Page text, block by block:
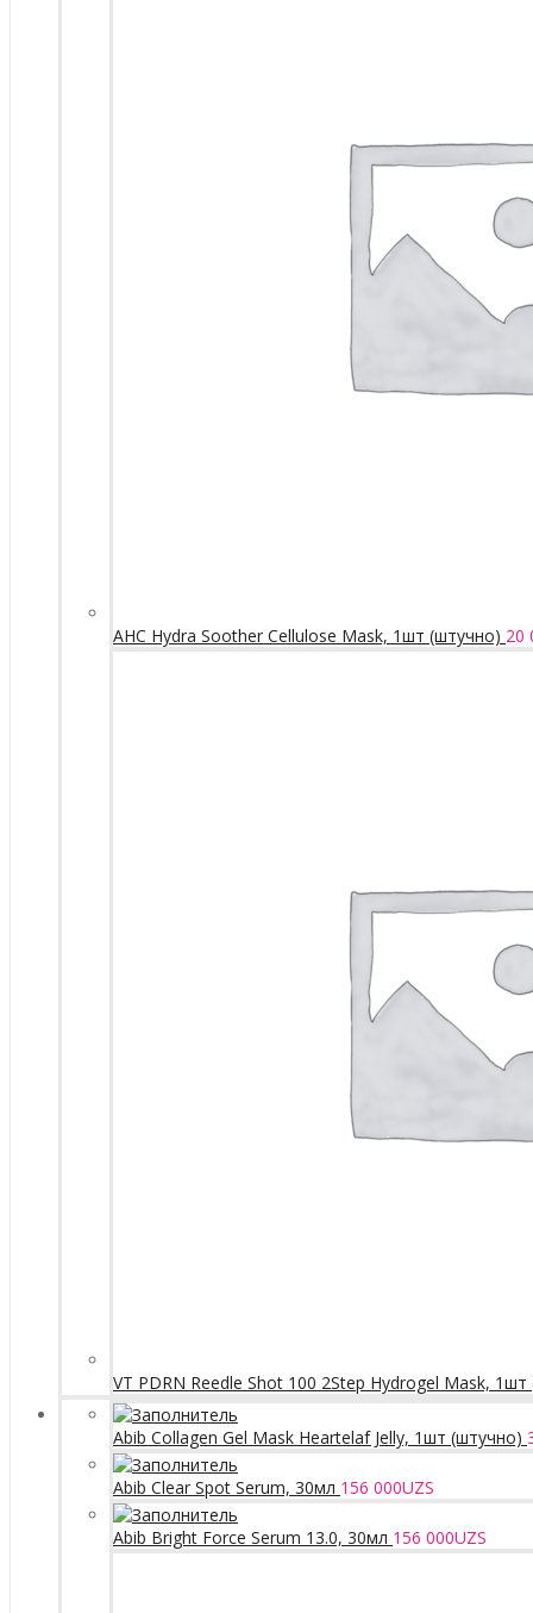
AHC Hydra Soother Cellulose Mask, 1шт (штучно) 20
VT PDRN Reedle Shot 100 2Step Hydrogel Mask,
Abib Collagen Gel Mask Heartelaf Jelly, 1шт (штучно)
Abib Clear Spot Serum, 30мл 156 000UZS
Abib Bright Force Serum 13.0, 30мл 156 000UZS